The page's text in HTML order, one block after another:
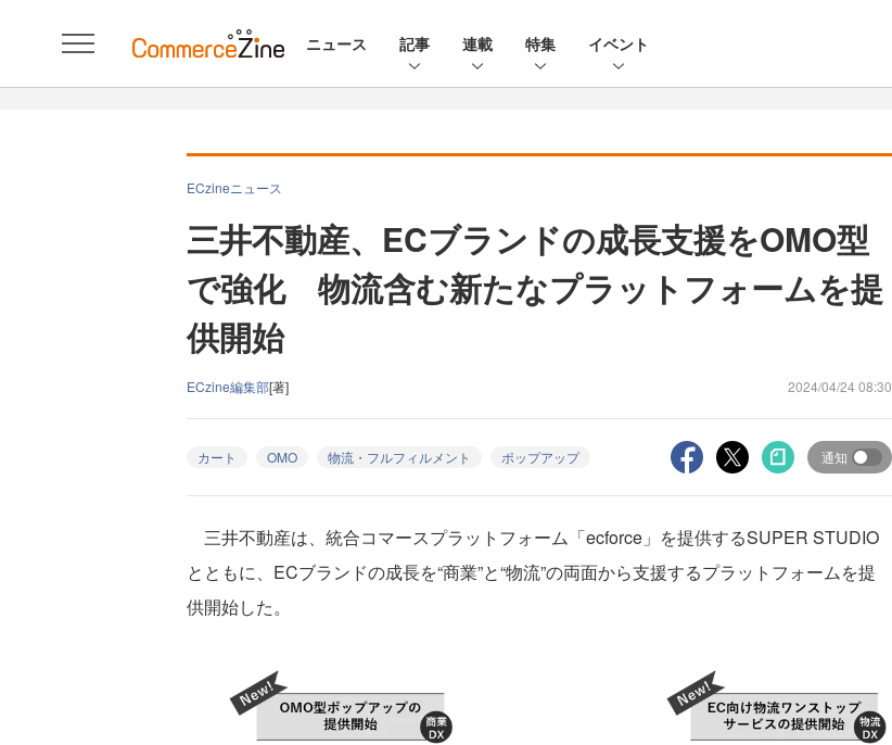
ニュース 記事 連載 特集 イベント
ECzineニュース
三井不動産、ECブランドの成長支援をOMO型
で強化 物流含む新たなプラットフォームを提
供開始
ECzine編集部[著] 2024/04/24 08:30
カート OMO 物流・フルフィルメント ポップアップ 通知
三井不動産は、統合コマースプラットフォーム「ecforce」を提供するSUPER STUDIO
とともに、ECブランドの成長を“商業”と“物流”の両面から支援するプラットフォームを提
供開始した。